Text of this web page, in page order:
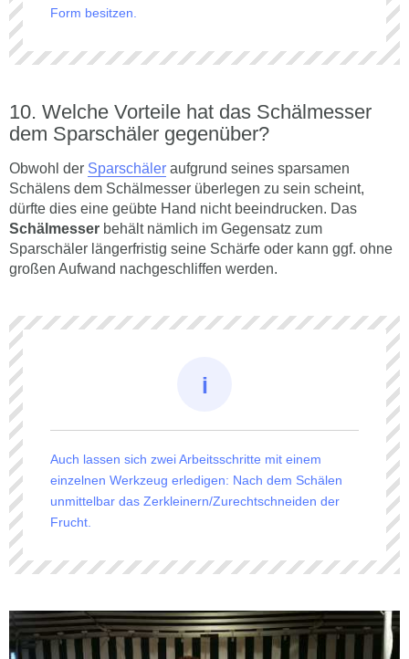
Form besitzen.
Welche Vorteile hat das Schälmesser
dem Sparschäler gegenüber?
Obwohl der Sparschäler aufgrund seines sparsamen
Schälens dem Schälmesser überlegen zu sein scheint,
dürfte dies eine geübte Hand nicht beeindrucken. Das
Schälmesser behält nämlich im Gegensatz zum
Sparschäler längerfristig seine Schärfe oder kann ggf. ohne
großen Aufwand nachgeschliffen werden.
Auch lassen sich zwei Arbeitsschritte mit einem
einzelnen Werkzeug erledigen: Nach dem Schälen
unmittelbar das Zerkleinern/Zurechtschneiden der
Frucht.